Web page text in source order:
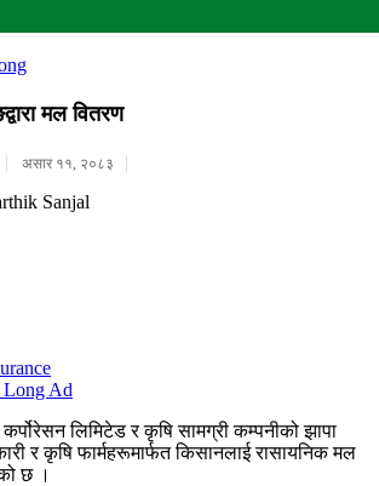
मल वितरण
असार ११, २०८३
Sanjal
लिमिटेड र कृषि सामग्री कम्पनीको झापा
र कृषि फार्महरूमार्फत किसानलाई रासायनिक मल
छ ।